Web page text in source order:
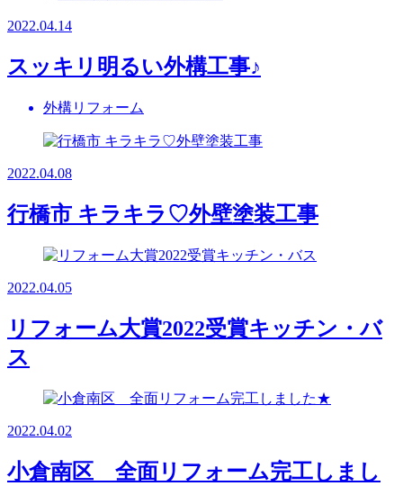
2022.04.14
スッキリ明るい外構工事♪
外構リフォーム
2022.04.08
行橋市 キラキラ♡外壁塗装工事
2022.04.05
リフォーム大賞2022受賞キッチン・バ
ス
2022.04.02
小倉南区 全面リフォーム完工しまし